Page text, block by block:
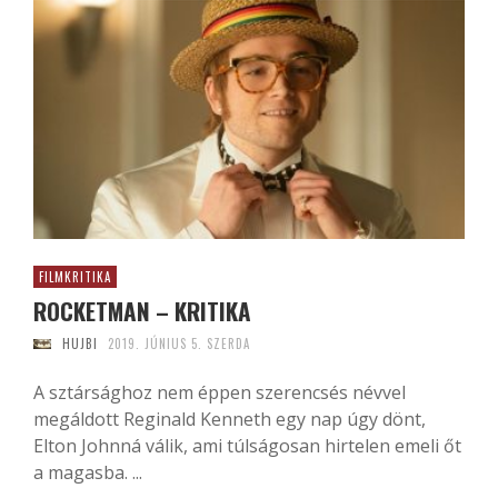
FILMKRITIKA
ROCKETMAN – KRITIKA
HUJBI 2019. JÚNIUS 5. SZERDA
A sztársághoz nem éppen szerencsés névvel
megáldott Reginald Kenneth egy nap úgy dönt,
Elton Johnná válik, ami túlságosan hirtelen emeli őt
a magasba. ...